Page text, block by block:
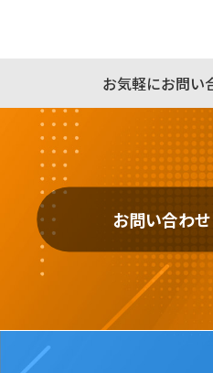
お気軽にお問い
お問い合わ